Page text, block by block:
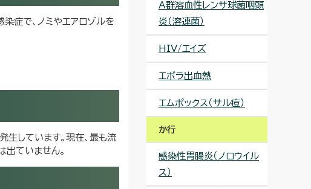
症で、ノミやエアロゾルを
生しています。現在、最も流
出ていません。
A群溶血性レンサ球菌咽頭
炎（溶連菌）
HIV/エイズ
エボラ出血熱
エムポックス（サル痘）
か行
感染性胃腸炎（ノロウイル
ス）